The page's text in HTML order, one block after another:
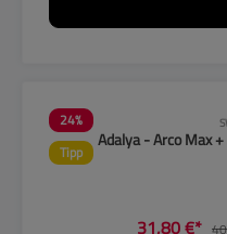
24%
Tipp
Adalya - Arco Max
31,80 €*